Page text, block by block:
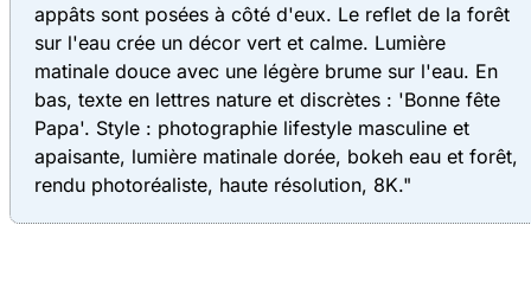
appâts sont posées à côté d'eux. Le reflet de la forêt
sur l'eau crée un décor vert et calme. Lumière
matinale douce avec une légère brume sur l'eau. En
bas, texte en lettres nature et discrètes : 'Bonne fête
Papa'. Style : photographie lifestyle masculine et
apaisante, lumière matinale dorée, bokeh eau et forêt,
rendu photoréaliste, haute résolution, 8K."